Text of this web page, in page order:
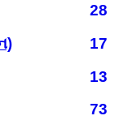
28
17
13
73